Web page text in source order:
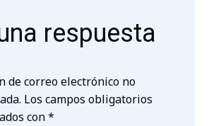
respuesta
de correo electrónico no
Los campos obligatorios
con*